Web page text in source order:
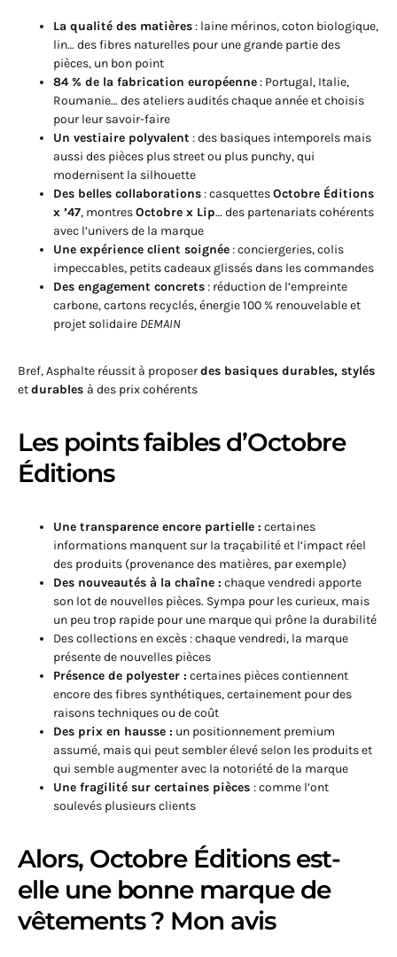
La qualité des matières: laine mérinos, coton biologique,
lin… des fibres naturelles pour une grande partie des
pièces, un bon point
84 % de la fabrication européenne: Portugal, Italie,
Roumanie… des ateliers audités chaque année et choisis
pour leur savoir-faire
Un vestiaire polyvalent : des basiques intemporels mais
aussi des pièces plus street ou plus punchy, qui
modernisent la silhouette
Des belles collaborations: casquettesOctobre Éditions
x ’47, montresOctobre x Lip… des partenariats cohérents
avec l’univers de la marque
Une expérience client soignée: conciergeries, colis
impeccables, petits cadeaux glissés dans les commandes
Des engagement concrets: réduction de l’empreinte
carbone, cartons recyclés, énergie 100 % renouvelable et
projet solidaire DEMAIN
Bref, Asphalte réussit à proposerdes basiques durables, stylés
etdurables à des prix cohérents
Les points faibles d’Octobre
Éditions
Une transparence encore partielle : certaines
informations manquent sur la traçabilité et l’impact réel
des produits (provenance des matières, par exemple)
Des nouveautés à la chaîne : chaque vendredi apporte
son lot de nouvelles pièces. Sympa pour les curieux, mais
un peu trop rapide pour une marque qui prône la durabilité
Des collections en excès : chaque vendredi, la marque
présente de nouvelles pièces
Présence de polyester : certaines pièces contiennent
encore des fibres synthétiques, certainement pour des
raisons techniques ou de coût
Des prix en hausse : un positionnement premium
assumé, mais qui peut sembler élevé selon les produits et
qui semble augmenter avec la notoriété de la marque
Une fragilité sur certaines pièces : comme l’ont
soulevés plusieurs clients
Alors, Octobre Éditions est-
elle une bonne marque de
vêtements ? Mon avis